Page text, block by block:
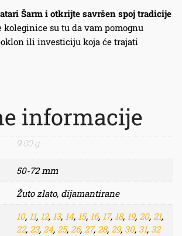
Šarm i otkrijte savršen spoj tradicije
koleginice su tu da vam pomognu
ili investiciju koja će trajati
informacije
9.00 g
50-72 mm
Žuto zlato, dijamantirane
10, 11, 12, 13, 14, 15, 16, 17, 18, 19, 20, 21,
22, 23, 24, 25, 26, 27, 28, 29, 30, 31, 32